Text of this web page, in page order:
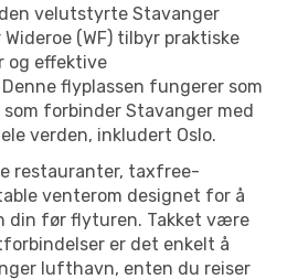
velutstyrte Stavanger
(WF) tilbyr praktiske
og effektive
flyplassen fungerer som
forbinder Stavanger med
verden, inkludert Oslo.
restauranter, taxfree-
venterom designet for å
din før flyturen. Takket være
er det enkelt å
lufthavn, enten du reiser